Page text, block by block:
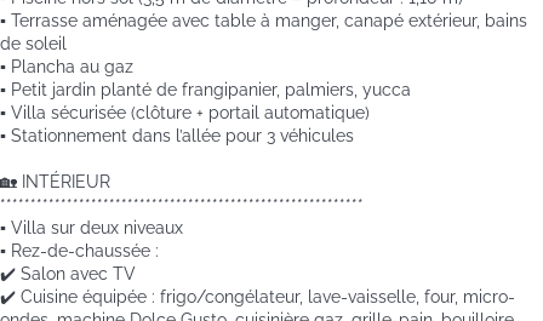
▪️ Terrasse aménagée avec table à manger, canapé extérieur, bains
de soleil
▪️ Plancha au gaz
▪️ Petit jardin planté de frangipanier, palmiers, yucca
▪️ Villa sécurisée (clôture + portail automatique)
▪️ Stationnement dans l’allée pour 3 véhicules
🏡 INTÉRIEUR
************************************************************
▪️ Villa sur deux niveaux
▪️ Rez-de-chaussée :
✔️ Salon avec TV
✔️ Cuisine équipée : frigo/congélateur, lave-vaisselle, four, micro-